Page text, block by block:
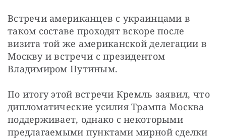
Встречи американцев с украинцами в
таком составе проходят вскоре после
визита той же американской делегации в
Москву и встречи с президентом
Владимиром Путиным.
По итогу этой встречи Кремль заявил, что
дипломатические усилия Трампа Москва
поддерживает, однако с некоторыми